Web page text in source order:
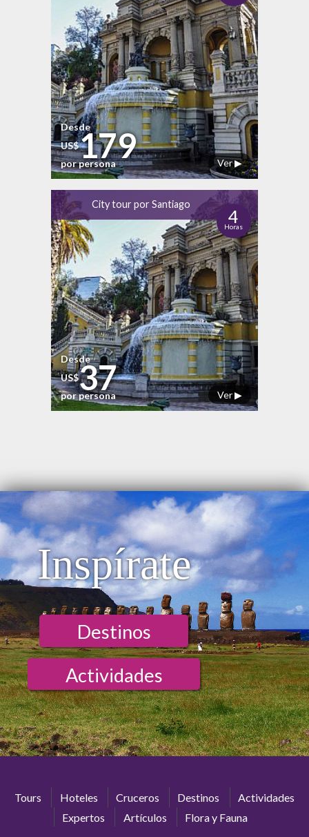
Ver ▶
Desde
US$179
por persona
City tour por Santiago
4
Horas
Ver ▶
Desde
US$37
por persona
Inspírate
Destinos
Actividades
Tours Hoteles Cruceros Destinos
Actividades
Expertos
Artículos Flora y Fauna